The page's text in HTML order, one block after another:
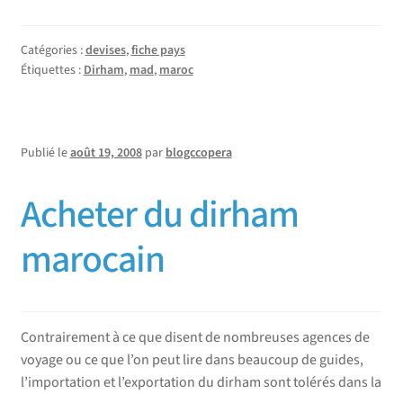
Catégories :devises,fiche pays
Étiquettes :Dirham,mad,maroc
Publié leaoût 19, 2008 parblogccopera
Acheter du dirham
marocain
Contrairement à ce que disent de nombreuses agences de
voyage ou ce que l’on peut lire dans beaucoup de guides,
l’importation et l’exportation du dirham sont tolérés dans la